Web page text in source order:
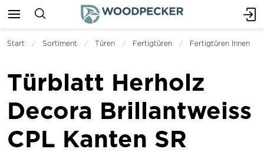
Start Sortiment Türen Fertigtüren Fertigtüren Innen
Türblatt Herholz
Decora Brillantweiss
CPL Kanten SR